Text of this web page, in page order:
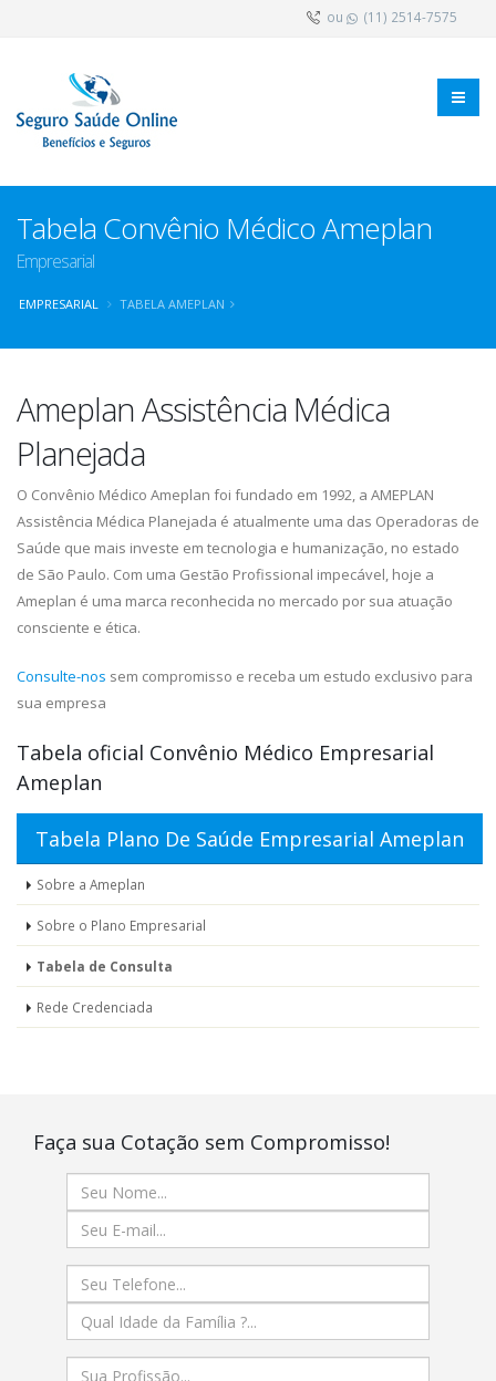
ou (11) 2514-7575
Tabela Convênio Médico Ameplan
Empresarial
EMPRESARIAL TABELA AMEPLAN
Ameplan Assistência Médica
Planejada
O Convênio Médico Ameplan foi fundado em 1992, a AMEPLAN
Assistência Médica Planejada é atualmente uma das Operadoras de
Saúde que mais investe em tecnologia e humanização, no estado
de São Paulo. Com uma Gestão Profissional impecável, hoje a
Ameplan é uma marca reconhecida no mercado por sua atuação
consciente e ética.
Consulte-nos sem compromisso e receba um estudo exclusivo para
sua empresa
Tabela oficial Convênio Médico Empresarial
Ameplan
Tabela Plano De Saúde Empresarial Ameplan
Sobre a Ameplan
Sobre o Plano Empresarial
Tabela de Consulta
Rede Credenciada
Faça sua Cotação sem Compromisso!